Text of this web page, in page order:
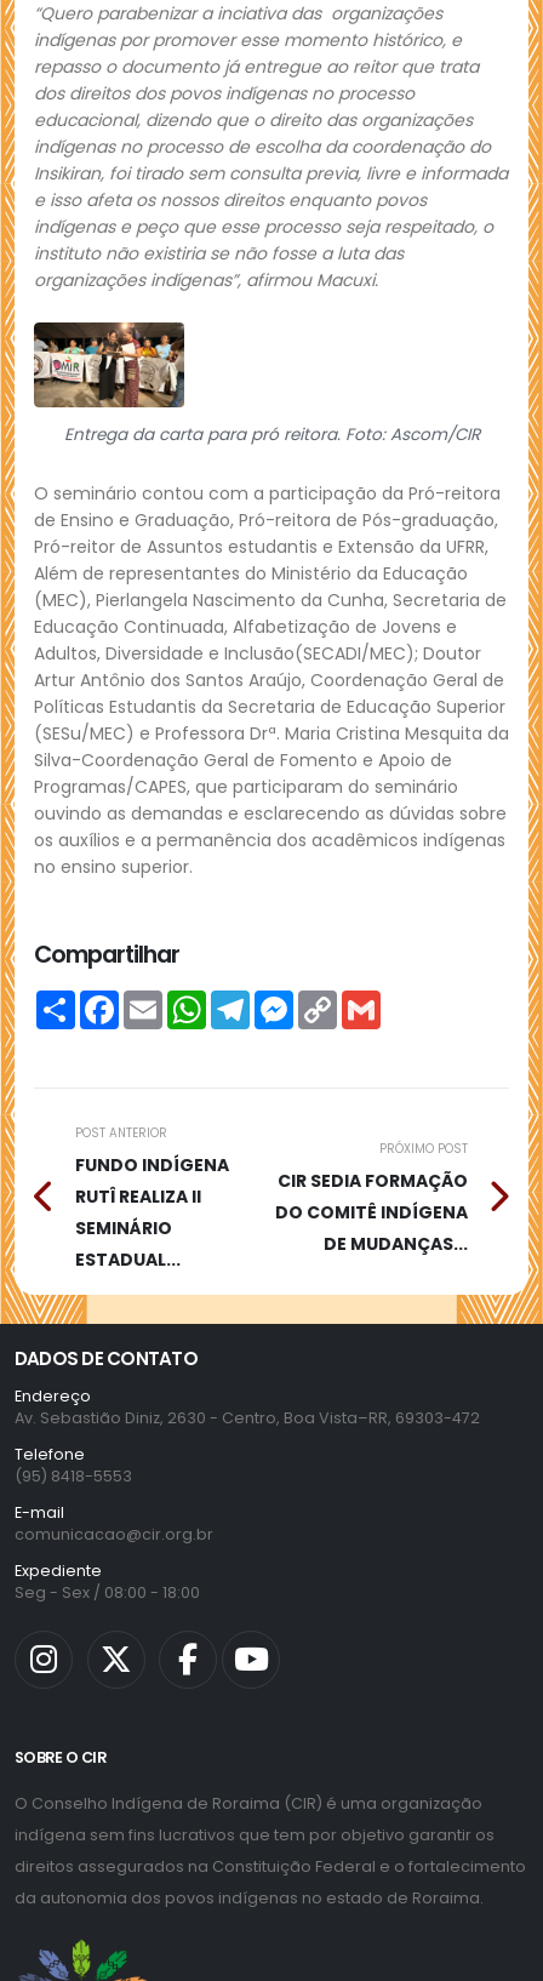
“Quero parabenizar a inciativa das organizações
indígenas por promover esse momento histórico, e
repasso o documento já entregue ao reitor que trata
dos direitos dos povos indígenas no processo
educacional, dizendo que o direito das organizações
indígenas no processo de escolha da coordenação do
Insikiran, foi tirado sem consulta previa, livre e informada
e isso afeta os nossos direitos enquanto povos
indígenas e peço que esse processo seja respeitado, o
instituto não existiria se não fosse a luta das
organizações indígenas”, afirmou Macuxi.
Entrega da carta para pró reitora. Foto: Ascom/CIR
O seminário contou com a participação da Pró-reitora
de Ensino e Graduação, Pró-reitora de Pós-graduação,
Pró-reitor de Assuntos estudantis e Extensão da UFRR,
Além de representantes do Ministério da Educação
(MEC), Pierlangela Nascimento da Cunha, Secretaria de
Educação Continuada, Alfabetização de Jovens e
Adultos, Diversidade e Inclusão(SECADI/MEC); Doutor
Artur Antônio dos Santos Araújo, Coordenação Geral de
Políticas Estudantis da Secretaria de Educação Superior
(SESu/MEC) e Professora Drª. Maria Cristina Mesquita da
Silva-Coordenação Geral de Fomento e Apoio de
Programas/CAPES, que participaram do seminário
ouvindo as demandas e esclarecendo as dúvidas sobre
os auxílios e a permanência dos acadêmicos indígenas
no ensino superior.
Compartilhar
Compartilhar
Facebook
Email WhatsAppTelegramMessenger
Copy
Link
POST ANTERIOR
FUNDO INDÍGENA
RUTÎ REALIZA II
SEMINÁRIO
ESTADUAL...
PRÓXIMO POST
CIR SEDIA FORMAÇÃO
DO COMITÊ INDÍGENA
DE MUDANÇAS...
DADOS DE CONTATO
Endereço
Av. Sebastião Diniz, 2630 - Centro, Boa Vista–RR, 69303-472
Telefone
(95) 8418-5553
E-mail
comunicacao@cir.org.br
Expediente
Seg - Sex / 08:00 - 18:00
SOBRE O CIR
O Conselho Indígena de Roraima (CIR) é uma organização
indígena sem fins lucrativos que tem por objetivo garantir os
direitos assegurados na Constituição Federal e o fortalecimento
da autonomia dos povos indígenas no estado de Roraima.